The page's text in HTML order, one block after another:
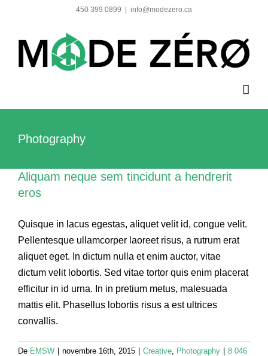
content
450 399 0899 info@modezero.ca
Photography
Aliquam neque sem tincidunt a hendrerit
eros
Quisque in lacus egestas, aliquet velit id, congue velit.
Pellentesque ullamcorper laoreet risus, a rutrum erat
aliquet eget. In dictum nulla et enim auctor, vitae
dictum velit lobortis. Sed vitae tortor quis enim placerat
efficitur in id urna. In in pretium metus, malesuada
mattis elit. Phasellus lobortis risus a est ultrices
convallis.
De EMSW | novembre 16th, 2015 | Creative Photography | 8 046